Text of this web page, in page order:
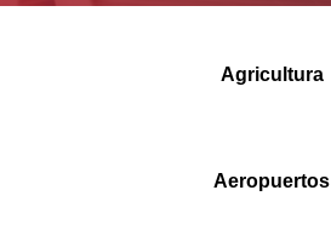
Agricultura
Aeropuertos